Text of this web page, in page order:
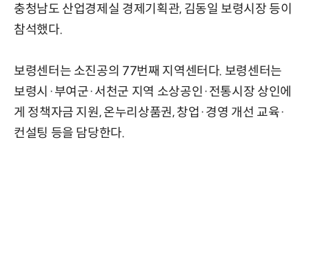
충청남도 산업경제실 경제기획관, 김동일 보령시장 등이
참석했다.
보령센터는 소진공의 77번째 지역센터다. 보령센터는
보령시·부여군·서천군 지역 소상공인·전통시장 상인에
게 정책자금 지원, 온누리상품권, 창업·경영 개선 교육·
컨설팅 등을 담당한다.